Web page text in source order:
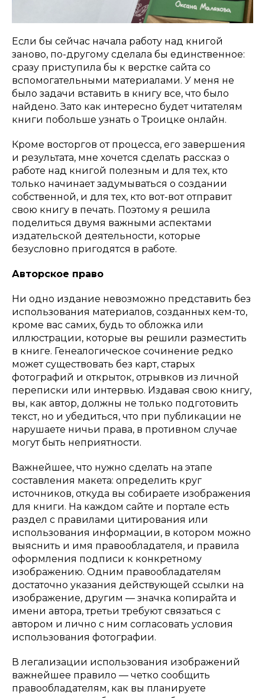
Если бы сейчас начала работу над книгой
заново, по-другому сделала бы единственное:
сразу приступила бы к верстке сайта со
вспомогательными материалами. У меня не
было задачи вставить в книгу все, что было
найдено. Зато как интересно будет читателям
книги побольше узнать о Троицке онлайн.
Кроме восторгов от процесса, его завершения
и результата, мне хочется сделать рассказ о
работе над книгой полезным и для тех, кто
только начинает задумываться о создании
собственной, и для тех, кто вот-вот отправит
свою книгу в печать. Поэтому я решила
поделиться двумя важными аспектами
издательской деятельности, которые
безусловно пригодятся в работе.
Авторское право
Ни одно издание невозможно представить без
использования материалов, созданных кем-то,
кроме вас самих, будь то обложка или
иллюстрации, которые вы решили разместить
в книге. Генеалогическое сочинение редко
может существовать без карт, старых
фотографий и открыток, отрывков из личной
переписки или интервью. Издавая свою книгу,
вы, как автор, должны не только подготовить
текст, но и убедиться, что при публикации не
нарушаете ничьи права, в противном случае
могут быть неприятности.
Важнейшее, что нужно сделать на этапе
составления макета: определить круг
источников, откуда вы собираете изображения
для книги. На каждом сайте и портале есть
раздел с правилами цитирования или
использования информации, в котором можно
выяснить и имя правообладателя, и правила
оформления подписи к конкретному
изображению. Одним правообладателям
достаточно указания действующей ссылки на
изображение, другим — значка копирайта и
имени автора, третьи требуют связаться с
автором и лично с ним согласовать условия
использования фотографии.
В легализации использования изображений
важнейшее правило — четко сообщить
правообладателям, как вы планируете